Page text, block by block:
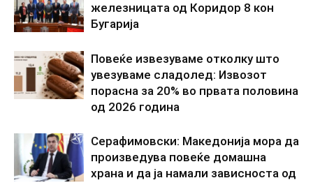
железницата од Коридор 8 кон
Бугарија
Повеќе извезуваме отколку што
увезуваме сладолед: Извозот
порасна за 20% во првата половина
од 2026 година
Серафимовски: Македонија мора да
произведува повеќе домашна
храна и да ја намали зависноста од